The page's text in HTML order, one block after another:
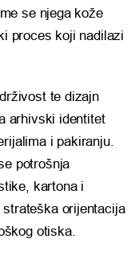
se njega kože
proces koji nadilazi
te dizajn
arhivski identitet
i pakiranju.
potrošnja
kartona i
orijentacija
otiska.